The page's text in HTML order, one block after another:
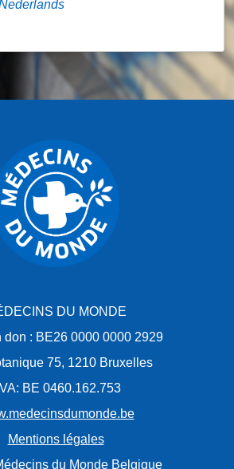
DU MONDE
don : BE26 0000 0000 2929
75, 1210 Bruxelles
BE 0460.162.753
Mentions légales
du Monde Belgique